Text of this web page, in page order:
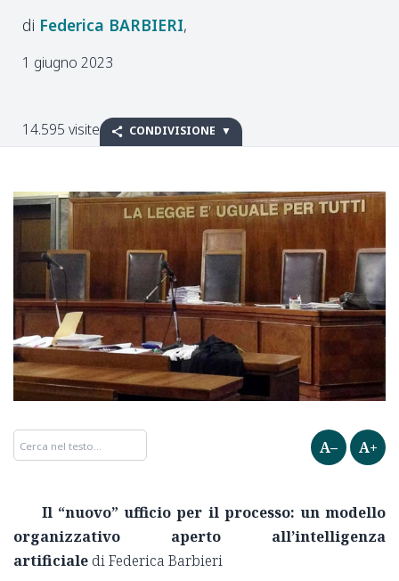
Federica BARBIERI
1 giugno 2023
14.595 visite CONDIVISIONE
A– A+
Il “nuovo” ufficio per il processo: un modello
organizzativo aperto all’intelligenza
artificiale di Federica Barbieri